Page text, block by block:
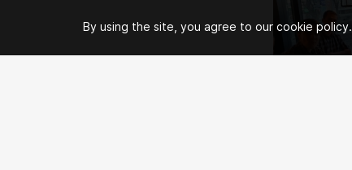
By using the site, you agree to our cookie policy.